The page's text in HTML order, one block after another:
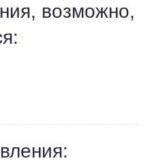
возможно,